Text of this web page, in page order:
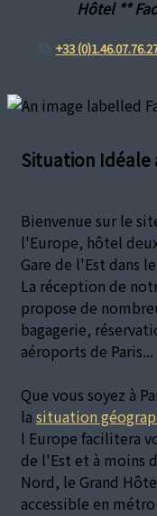
Hôtel **
+33
Situation Idéale
Bienvenue sur le
l'Europe, hôtel
Gare de l'Est dans
La réception de
propose de
bagagerie,
aéroports de Paris...
Que vous soyez à
la situation
l Europe facilitera
de l'Est et à moins
Nord, le Grand
accessible en